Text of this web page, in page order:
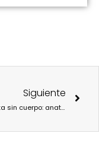
Siguiente
La consulta sin cuerpo: anatomía de una medicina remota